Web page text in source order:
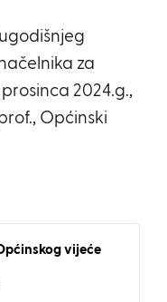
za
2024.g.,
Općinski
vijeće